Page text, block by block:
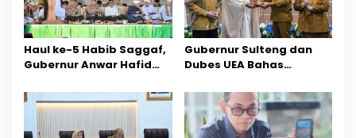
i
p
o
s
Haul ke-5 Habib Saggaf,
Gubernur Anwar Hafid
Ilmu dan Pendidikan
Gubernur Sulteng dan
Dubes UEA Bahas
Sektor Jadi Prioritas